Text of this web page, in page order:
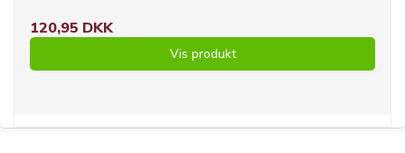
120,95 DKK
Vis produkt